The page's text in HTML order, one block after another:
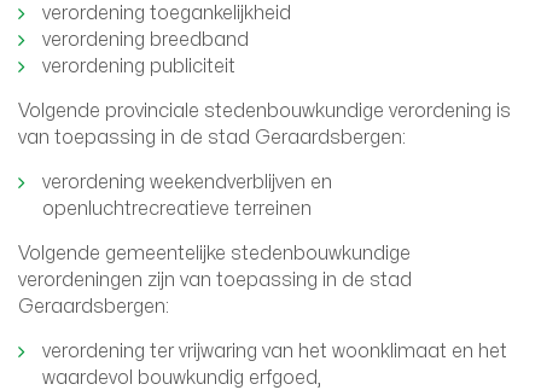
verordening toegankelijkheid
verordening breedband
verordening publiciteit
Volgende provinciale stedenbouwkundige verordening is
van toepassing in de stad Geraardsbergen:
verordening weekendverblijven en
openluchtrecreatieve terreinen
Volgende gemeentelijke stedenbouwkundige
verordeningen zijn van toepassing in de stad
Geraardsbergen:
verordening ter vrijwaring van het woonklimaat en het
waardevol bouwkundig erfgoed,